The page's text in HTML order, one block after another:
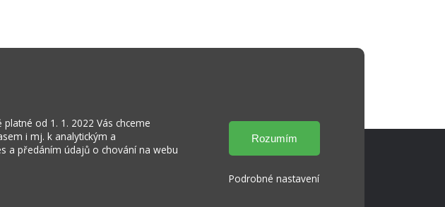
od 1. 1. 2022 Vás chceme
i mj. k analytickým a
a předáním údajů o chování na webu
Podrobné nastavení